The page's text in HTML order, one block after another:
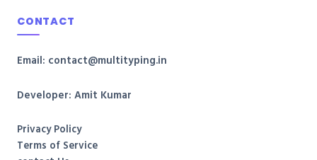
CONTACT
Email: contact@multityping.in
Developer: Amit Kumar
Privacy Policy
Terms of Service